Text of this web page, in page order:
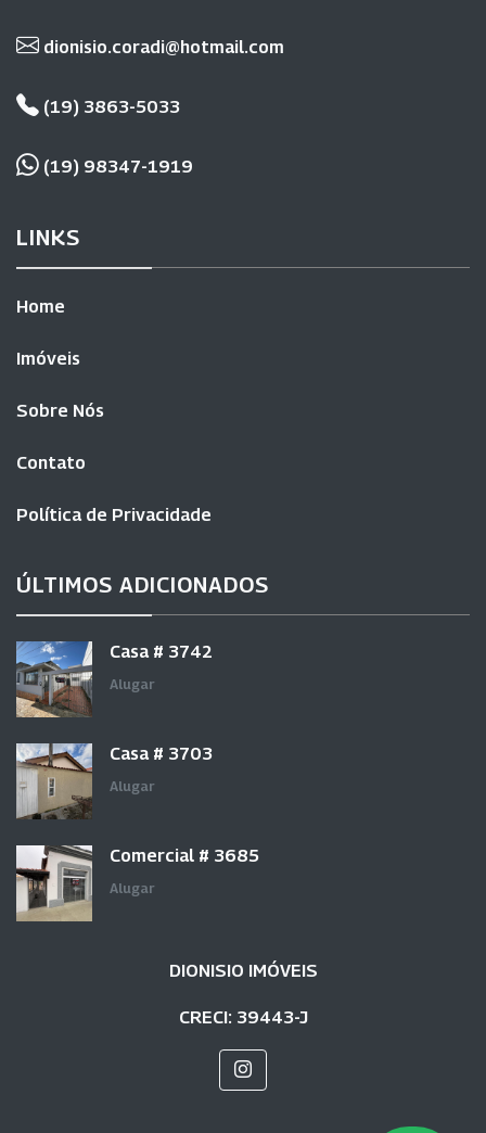
dionisio.coradi@hotmail.com
(19) 3863-5033
(19) 98347-1919
LINKS
Home
Imóveis
Sobre Nós
Contato
Política de Privacidade
ÚLTIMOS ADICIONADOS
Casa # 3742
Alugar
Casa # 3703
Alugar
Comercial # 3685
Alugar
DIONISIO IMÓVEIS
CRECI: 39443-J